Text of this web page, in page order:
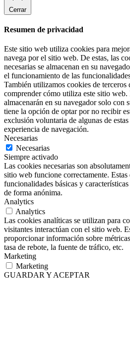
Cerrar
Resumen de privacidad
Este sitio web utiliza cookies para
navega por el sitio web. De estas, las
necesarias se almacenan en su
el funcionamiento de las
También utilizamos cookies de terceros
comprender cómo utiliza este sitio web.
almacenarán en su navegador solo con
tiene la opción de optar por no recibir
exclusión voluntaria de algunas de
experiencia de navegación.
Necesarias
Necesarias
Siempre activado
Las cookies necesarias son
sitio web funcione correctamente. Estas
funcionalidades básicas y
de forma anónima.
Analytics
Analytics
Las cookies analíticas se utilizan para
visitantes interactúan con el sitio web.
proporcionar información sobre
tasa de rebote, la fuente de tráfico, etc.
Marketing
Marketing
GUARDAR Y ACEPTAR